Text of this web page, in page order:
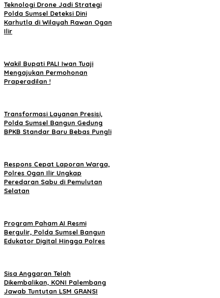
Teknologi Drone Jadi Strategi
Polda Sumsel Deteksi Dini
Karhutla di Wilayah Rawan Ogan
Ilir
Wakil Bupati PALI Iwan Tuaji
Mengajukan Permohonan
Praperadilan !
Transformasi Layanan Presisi,
Polda Sumsel Bangun Gedung
BPKB Standar Baru Bebas Pungli
Respons Cepat Laporan Warga,
Polres Ogan Ilir Ungkap
Peredaran Sabu di Pemulutan
Selatan
Program Paham AI Resmi
Bergulir, Polda Sumsel Bangun
Edukator Digital Hingga Polres
Sisa Anggaran Telah
Dikembalikan, KONI Palembang
Jawab Tuntutan LSM GRANSI